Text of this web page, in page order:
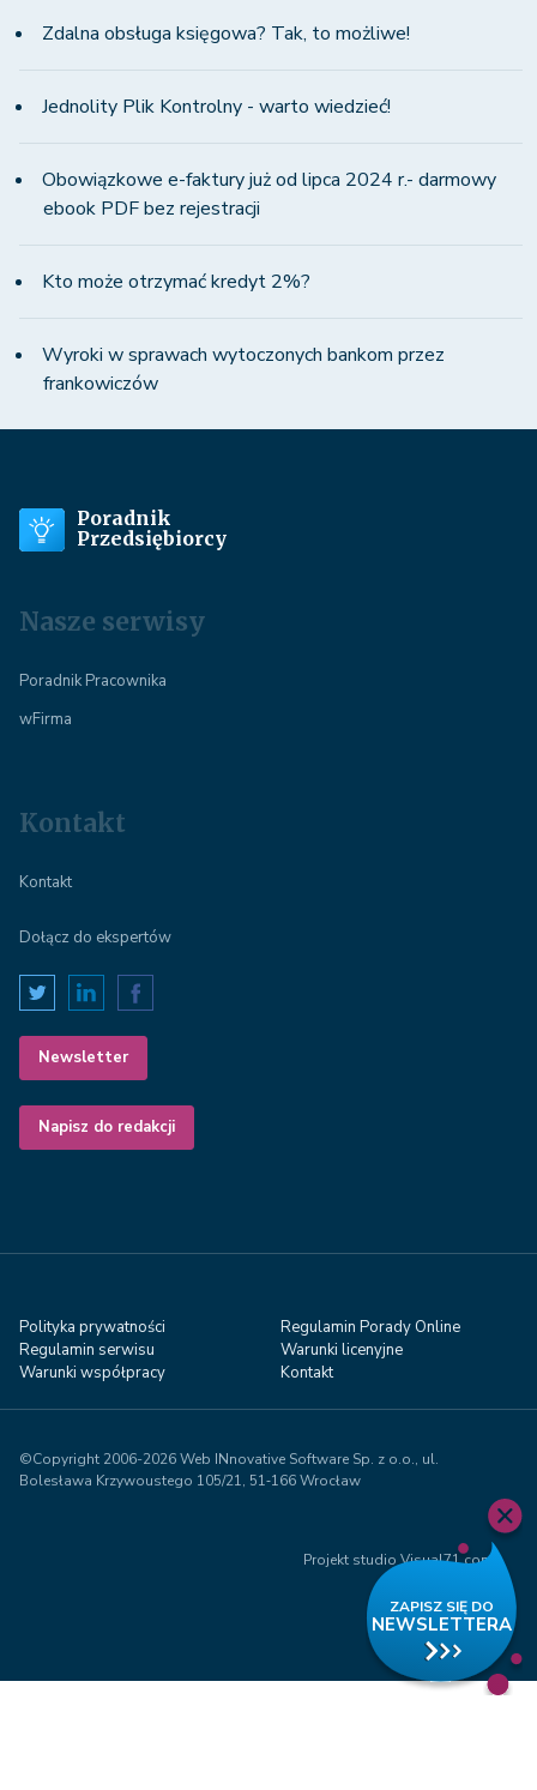
Zdalna obsługa księgowa? Tak, to możliwe!
Jednolity Plik Kontrolny - warto wiedzieć!
Obowiązkowe e-faktury już od lipca 2024 r.- darmowy
ebook PDF bez rejestracji
Kto może otrzymać kredyt 2%?
Wyroki w sprawach wytoczonych bankom przez
frankowiczów
Poradnik
Przedsiębiorcy
Nasze serwisy
Poradnik Pracownika
wFirma
Kontakt
Kontakt
Dołącz do ekspertów
Newsletter
Napisz do redakcji
Polityka prywatności
Regulamin Porady Online
Regulamin serwisu
Warunki licenyjne
Warunki współpracy
Kontakt
©Copyright 2006-2026 Web INnovative Software Sp. z o.o., ul.
Bolesława Krzywoustego 105/21, 51‑166 Wrocław
Projekt studio Visual71.com